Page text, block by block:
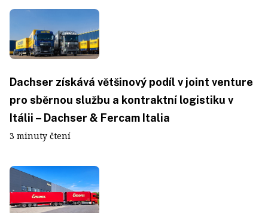
Dachser získává většinový podíl v joint venture
pro sběrnou službu a kontraktní logistiku v
Itálii – Dachser & Fercam Italia
3 minuty čtení